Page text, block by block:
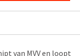
van MVV en loopt